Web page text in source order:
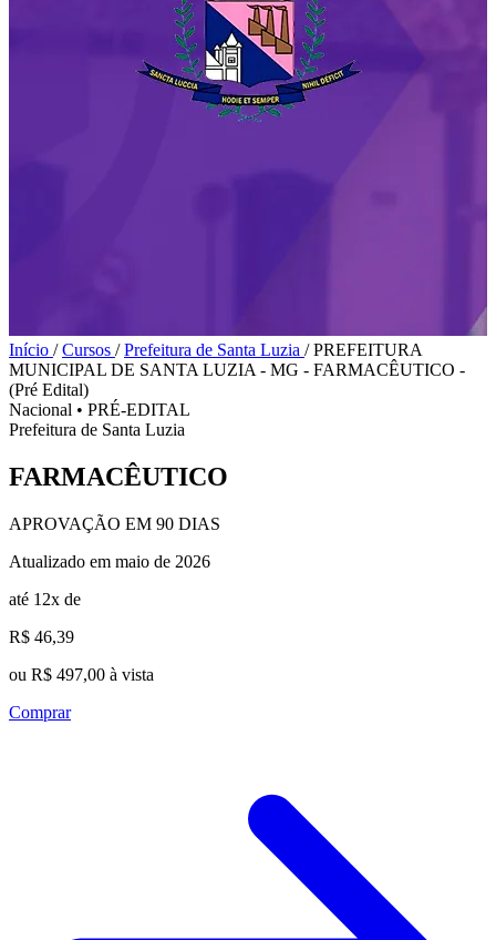
Início / Cursos / Prefeitura de Santa Luzia / PREFEITURA
MUNICIPAL DE SANTA LUZIA - MG - FARMACÊUTICO -
(Pré Edital)
Nacional • PRÉ-EDITAL
Prefeitura de Santa Luzia
FARMACÊUTICO
APROVAÇÃO EM 90 DIAS
Atualizado em maio de 2026
até 12x de
R$ 46,39
ou R$ 497,00 à vista
Comprar